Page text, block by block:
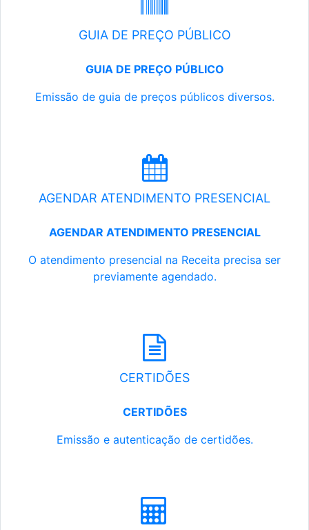
GUIA DE PREÇO PÚBLICO
GUIA DE PREÇO PÚBLICO
Emissão de guia de preços públicos diversos.
AGENDAR ATENDIMENTO PRESENCIAL
AGENDAR ATENDIMENTO PRESENCIAL
O atendimento presencial na Receita precisa ser
previamente agendado.
CERTIDÕES
CERTIDÕES
Emissão e autenticação de certidões.